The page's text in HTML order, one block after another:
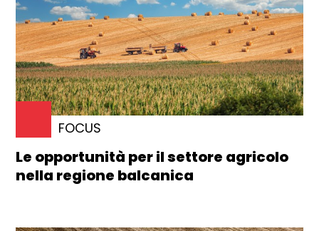
FOCUS
Le opportunità per il settore agricolo
nella regione balcanica